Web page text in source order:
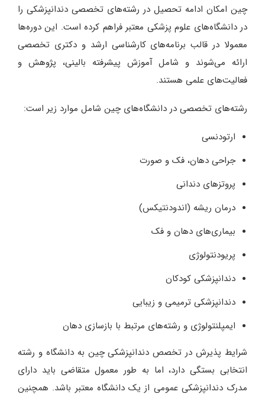
چین امکان ادامه تحصیل در رشته‌های تخصصی دندانپزشکی را
در دانشگاه‌های علوم پزشکی معتبر فراهم کرده است. این دوره‌ها
معمولا در قالب برنامه‌های کارشناسی ارشد و دکتری تخصصی
ارائه می‌شوند و شامل آموزش پیشرفته بالینی، پژوهش و
فعالیت‌های علمی هستند.
رشته‌های تخصصی در دانشگاه‌های چین شامل موارد زیر است:
ارتودنسی
جراحی دهان، فک و صورت
پروتزهای دندانی
درمان ریشه (اندودنتیکس)
بیماری‌های دهان و فک
پریودنتولوژی
دندانپزشکی کودکان
دندانپزشکی ترمیمی و زیبایی
ایمپلنتولوژی و رشته‌های مرتبط با بازسازی دهان
شرایط پذیرش در تخصص دندانپزشکی چین به دانشگاه و رشته
انتخابی بستگی دارد، اما به طور معمول متقاضی باید دارای
مدرک دندانپزشکی عمومی از یک دانشگاه معتبر باشد. همچنین